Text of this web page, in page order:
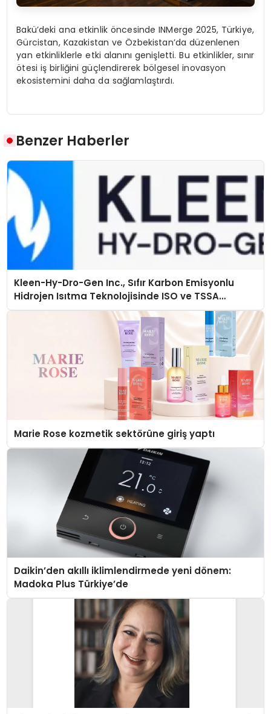
Bakü’deki ana etkinlik öncesinde INMerge 2025, Türkiye,
Gürcistan, Kazakistan ve Özbekistan’da düzenlenen
yan etkinliklerle etki alanını genişletti. Bu etkinlikler, sınır
ötesi iş birliğini güçlendirerek bölgesel inovasyon
ekosistemini daha da sağlamlaştırdı.
Benzer Haberler
Kleen-Hy-Dro-Gen Inc., Sıfır Karbon Emisyonlu
Hidrojen Isıtma Teknolojisinde ISO ve TSSA
Düzenleyici Onaylarını Aldı
Marie Rose kozmetik sektörüne giriş yaptı
Daikin’den akıllı iklimlendirmede yeni dönem:
Madoka Plus Türkiye’de